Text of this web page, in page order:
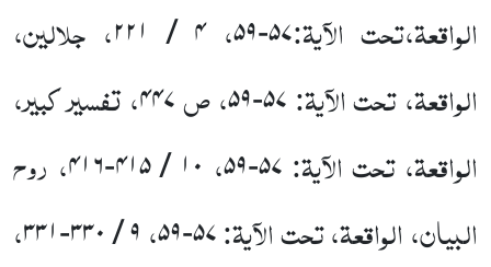
الواقعۃ،تحت الآیۃ:۵۷-۵۹،۴ / ۲۲۱، جلالین،
الواقعۃ، تحت الآیۃ:۵۷-۵۹، ص۴۴۷، تفسیر کبیر،
الواقعۃ، تحت الآیۃ: ۵۷-۵۹، ۱۰ /۴۱۵-۴۱۶، روح
البیان، الواقعۃ، تحت الآیۃ:۵۷-۵۹،۹/۳۳۰-۳۳۱،